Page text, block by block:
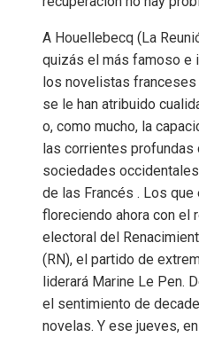
A Houellebecq (La
quizás el más famoso e
los novelistas
se le han atribuido
o, como mucho, la
las corrientes profundas
sociedades
de las Francés . Los que
floreciendo ahora con el
electoral del
(RN), el partido de
liderará Marine Le Pen.
el sentimiento de
novelas. Y ese jueves,